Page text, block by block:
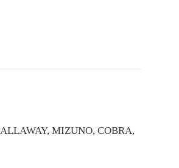
MIZUNO, COBRA,